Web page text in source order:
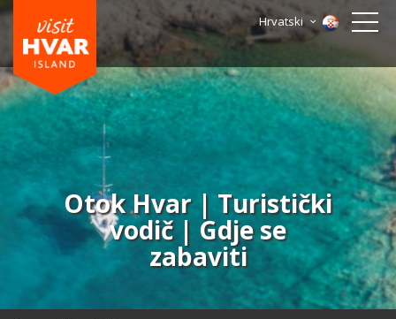
Hrvatski
Otok Hvar | Turistički
vodič | Gdje se
zabaviti